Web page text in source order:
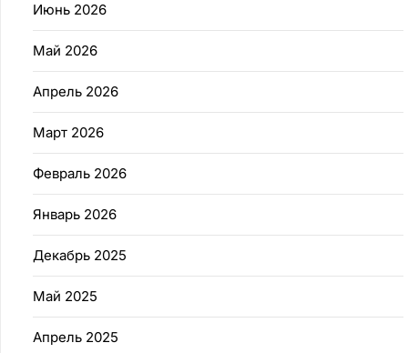
Июнь 2026
Май 2026
Апрель 2026
Март 2026
Февраль 2026
Январь 2026
Декабрь 2025
Май 2025
Апрель 2025